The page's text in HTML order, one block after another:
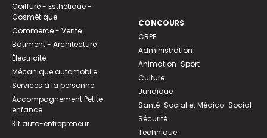
Coiffure - Esthétique -
Cosmétique
Commerce - Vente
Bâtiment - Architecture
Électricité
Mécanique automobile
Services à la personne
Accompagnement Petite
enfance
Kit auto-entrepreneur
CONCOURS
CRPE
Administration
Animation-Sport
Culture
Juridique
Santé-Social et Médico-Social
Sécurité
Technique